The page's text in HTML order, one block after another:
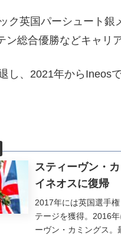
ク英国パーシュート
ン総合優勝などキャリ
し、2021年からIneos
スティーヴン・
イネオスに復帰
2017年には英国選手
テージを獲得。2016
ーヴン・カミングス